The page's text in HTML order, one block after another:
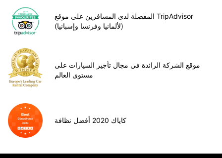
المفضلة لدى المسافرين على موقع TripAdvisor
(لألمانيا وفرنسا وإسبانيا)
موقع الشركة الرائدة في مجال تأجير السيارات على
مستوى العالم
كاياك 2020 أفضل نظافة